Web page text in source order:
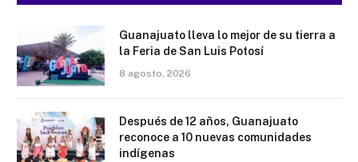
Guanajuato lleva lo mejor de su tierra a
la Feria de San Luis Potosí
8 agosto, 2026
Después de 12 años, Guanajuato
reconoce a 10 nuevas comunidades
indígenas